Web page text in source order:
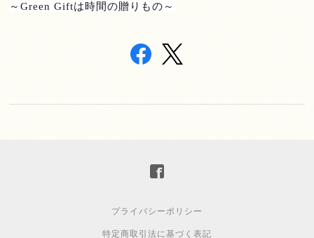
～Green Giftは時間の贈りもの～
プライバシーポリシー
特定商取引法に基づく表記